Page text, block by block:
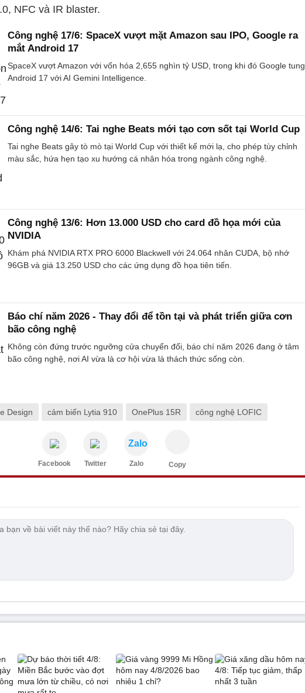
NFC và IR blaster.
Công nghệ 17/6: SpaceX vượt mặt Amazon sau IPO, Google ra
mắt Android 17
SpaceX vượt Amazon với vốn hóa 2,655 nghìn tỷ USD, trong khi đó Google tung
Android 17 với AI Gemini Intelligence.
Công nghệ 14/6: Tai nghe Beats mới tạo cơn sốt tại World Cup
Tai nghe Beats gây tò mò tại World Cup với thiết kế mới lạ, cho phép tùy chỉnh
màu sắc, hứa hẹn tạo xu hướng cá nhân hóa trong ngành công nghệ.
Công nghệ 13/6: Hơn 13.000 USD cho card đồ họa mới của
NVIDIA
Khám phá NVIDIA RTX PRO 6000 Blackwell với 24.064 nhân CUDA, bộ nhớ
96GB và giá 13.250 USD cho các ứng dụng đồ họa tiên tiến.
Báo chí năm 2026 - Thay đổi để tồn tại và phát triển giữa cơn
bão công nghệ
Không còn đứng trước ngưỡng cửa chuyển đổi, báo chí năm 2026 đang ở tâm
bão công nghệ, nơi AI vừa là cơ hội vừa là thách thức sống còn.
Design cảm biến Lytia 910 OnePlus 15R công nghệ LOFIC
Facebook Twitter
Zalo
Zalo Copy